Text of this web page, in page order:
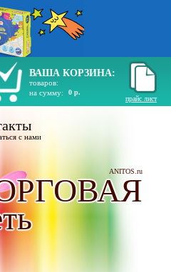
ВАША КОРЗИНА:
товаров:
на сумму:
0 р.
прайс лист
с нами
ANITOS.ru